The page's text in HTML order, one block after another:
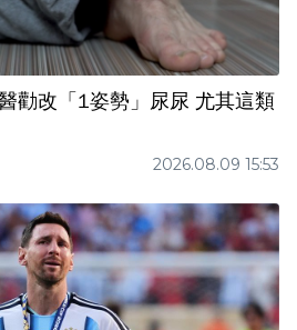
勸改「1姿勢」尿尿 尤其這類
2026.08.09 15:53